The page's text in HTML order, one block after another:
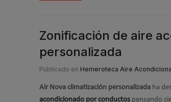
Zonificación de aire
personalizada
Publicado en Hemeroteca Aire
Air Nova climatización personalizada ha
acondicionado por conductos pensando